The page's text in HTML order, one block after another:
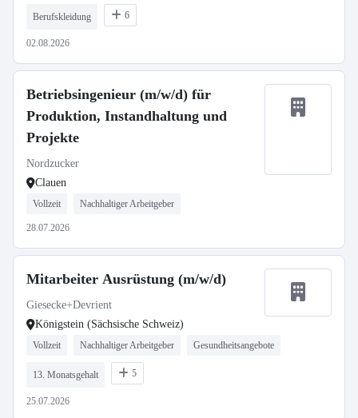
Berufskleidung 6
02.08.2026
Betriebsingenieur (m/w/d) für
Produktion, Instandhaltung und
Projekte
Nordzucker
Clauen
Vollzeit Nachhaltiger Arbeitgeber
28.07.2026
Mitarbeiter Ausrüstung (m/w/d)
Giesecke+Devrient
Königstein (Sächsische Schweiz)
Vollzeit Nachhaltiger Arbeitgeber Gesundheitsangebote
13. Monatsgehalt 5
25.07.2026